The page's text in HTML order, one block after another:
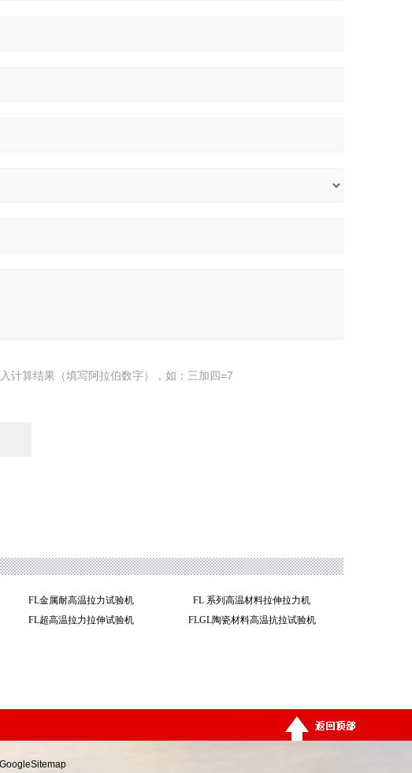
计算结果（填写阿拉伯数字），如：三加四=7
FL金属耐高温拉力试验机
FL 系列高温材料拉伸拉力机
FL超高温拉力拉伸试验机
FLGL陶瓷材料高温抗拉试验机
GoogleSitemap